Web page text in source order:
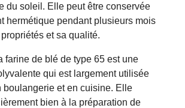
du soleil. Elle peut être conservée
hermétique pendant plusieurs mois
et sa qualité.
farine de blé de type 65 est une
qui est largement utilisée
boulangerie et en cuisine. Elle
bien à la préparation de